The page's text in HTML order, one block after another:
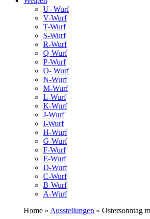
U- Wurf
V-Wurf
T-Wurf
S-Wurf
R-Wurf
Q-Wurf
P-Wurf
O- Wurf
N-Wurf
M-Wurf
L-Wurf
K-Wurf
J-Wurf
I-Wurf
H-Wurf
G-Wurf
F-Wurf
E-Wurf
D-Wurf
C-Wurf
B-Wurf
A-Wurf
Home » Ausstellungen » Ostersonntag